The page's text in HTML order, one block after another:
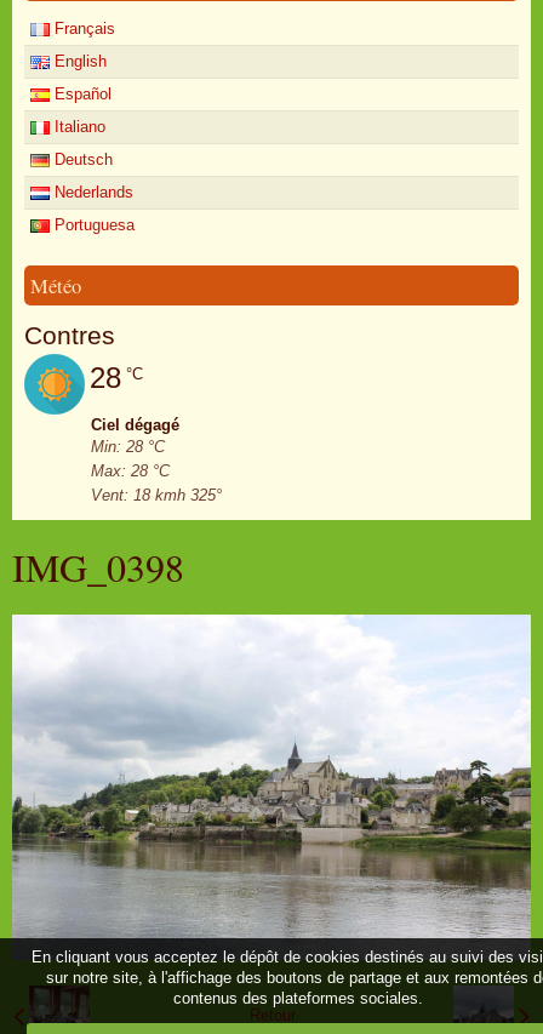
Français
English
Español
Italiano
Deutsch
Nederlands
Portuguesa
Météo
Contres
28 °C
Ciel dégagé
Min: 28 °C
Max: 28 °C
Vent: 18 kmh 325°
IMG_0398
Retour
En cliquant vous acceptez le dépôt de cookies destinés au suivi des
sur notre site, à l'affichage des boutons de partage et aux remontées
contenus des plateformes sociales.